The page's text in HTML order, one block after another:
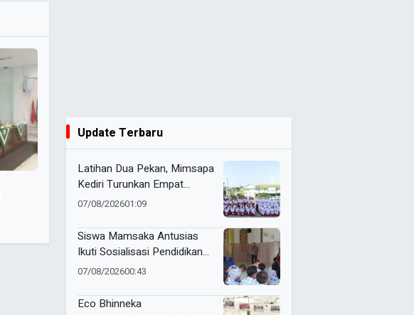
Update Terbaru
Latihan Dua Pekan, Mimsapa
Kediri Turunkan Empat
Peleton pada LBB HUT Ke-
07/08/202601:09
Siswa Mamsaka Antusias
Ikuti Sosialisasi Pendidikan
Lanjutan ke Luar Negeri
07/08/202600:43
Eco Bhinneka